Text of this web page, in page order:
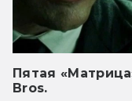
Пятая
Bros.